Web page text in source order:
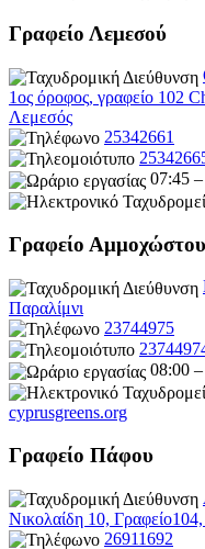
Γραφείο Λεμεσού
1ος όροφος, γραφείο 102
Λεμεσός
25342661
07:45
Γραφείο Αμμοχώστου
Παραλίμνι
23744975
08:00
cyprusgreens.org
Γραφείο Πάφου
Νικολαίδη 10,
26911692